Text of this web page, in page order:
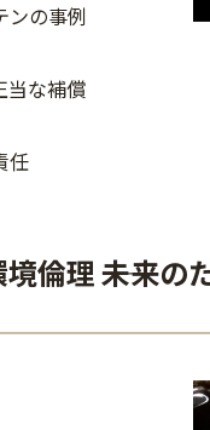
の事例
当な補償
任
理 ――未来の